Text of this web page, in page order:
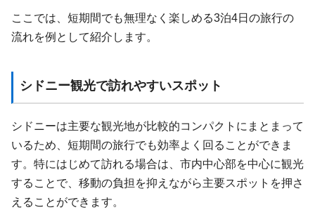
ここでは、短期間でも無理なく楽しめる3泊4日の旅行の
流れを例として紹介します。
シドニー観光で訪れやすいスポット
シドニーは主要な観光地が比較的コンパクトにまとまって
いるため、短期間の旅行でも効率よく回ることができま
す。特にはじめて訪れる場合は、市内中心部を中心に観光
することで、移動の負担を抑えながら主要スポットを押さ
えることができます。